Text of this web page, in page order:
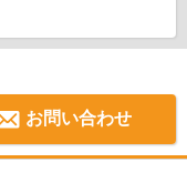
お問い合わせ